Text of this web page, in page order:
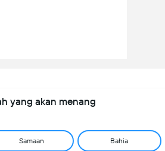
yang akan menang
Samaan Bahia